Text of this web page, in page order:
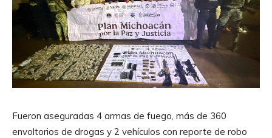
Fueron aseguradas 4 armas de fuego, más de 360
envoltorios de drogas y 2 vehículos con reporte de robo